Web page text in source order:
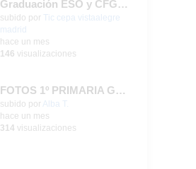
Graduación ESO y CFGB 2026
subido por Tic cepa vistaalegre
madrid
hace un mes
146 visualizaciones
FOTOS 1º PRIMARIA GONZALO DE BERCEO
subido por Alba T.
hace un mes
314 visualizaciones